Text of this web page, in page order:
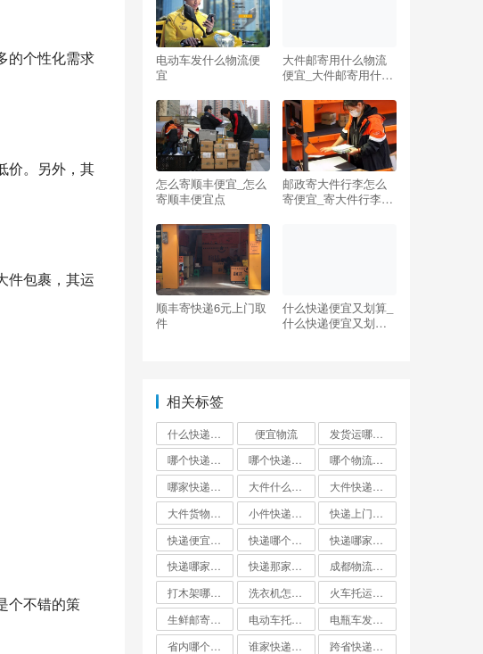
电动车发什么物流便
宜
大件邮寄用什么物流
便宜_大件邮寄用什么
怎么寄顺丰便宜_怎么
寄顺丰便宜点
邮政寄大件行李怎么
寄便宜_寄大件行李回
顺丰寄快递6元上门取
件
什么快递便宜又划算_
什么快递便宜又划算
相关标签
便宜物流
哪个快递便宜
哪个快递最便宜?
哪个物流发货最便宜
快递哪家比较便宜又快
快递那家最便宜又安全
成都物流公司哪个最便宜